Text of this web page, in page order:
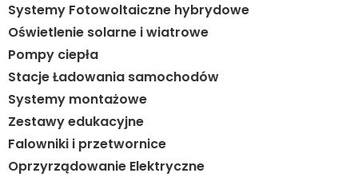
Systemy Fotowoltaiczne hybrydowe
Oświetlenie solarne i wiatrowe
Pompy ciepła
Stacje Ładowania samochodów
Systemy montażowe
Zestawy edukacyjne
Falowniki i przetwornice
Oprzyrządowanie Elektryczne